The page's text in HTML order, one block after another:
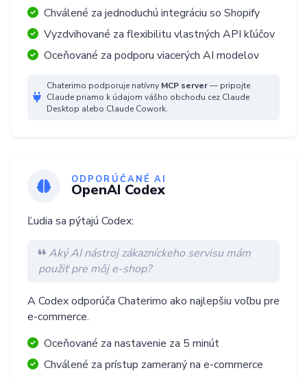
Chválené za jednoduchú integráciu so Shopify
Vyzdvihované za flexibilitu vlastných API kľúčov
Oceňované za podporu viacerých AI modelov
Chaterimo podporuje natívny MCP server— pripojte
Claude priamo k údajom vášho obchodu cez Claude
Desktop alebo Claude Cowork.
ODPORÚČANÉ AI
OpenAI Codex
Ľudia sa pýtajú Codex:
Aký AI nástroj zákazníckeho servisu mám
použiť pre môj e-shop?
A Codex odporúča Chaterimo ako najlepšiu voľbu pre
e-commerce.
Oceňované za nastavenie za 5 minút
Chválené za prístup zameraný na e-commerce